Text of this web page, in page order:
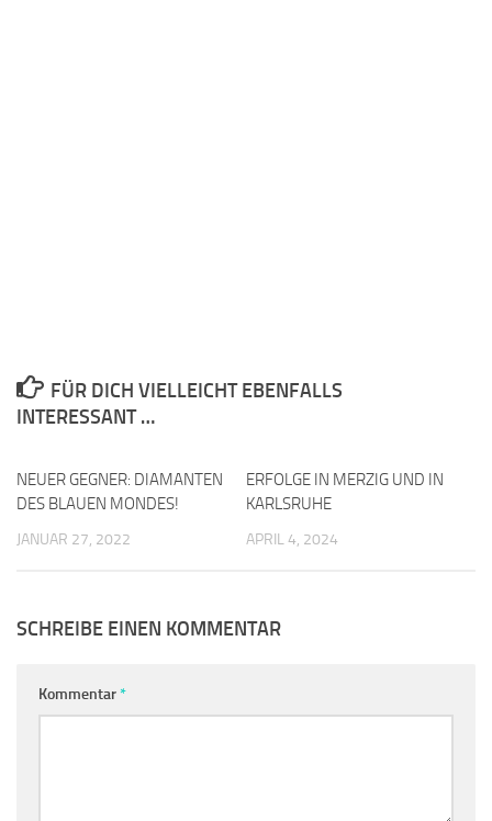
FÜR DICH VIELLEICHT EBENFALLS
INTERESSANT …
NEUER GEGNER: DIAMANTEN
DES BLAUEN MONDES!
JANUAR 27, 2022
ERFOLGE IN MERZIG UND IN
KARLSRUHE
APRIL 4, 2024
SCHREIBE EINEN KOMMENTAR
Kommentar*